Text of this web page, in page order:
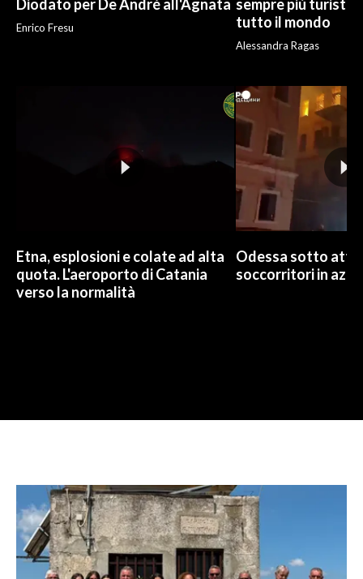
Diodato per De André all'Agnata
Enrico Fresu
sempre più turisti:
tutto il mondo
Alessandra Ragas
Etna, esplosioni e colate ad alta
quota. L'aeroporto di Catania
verso la normalità
Odessa sotto
soccorritori in